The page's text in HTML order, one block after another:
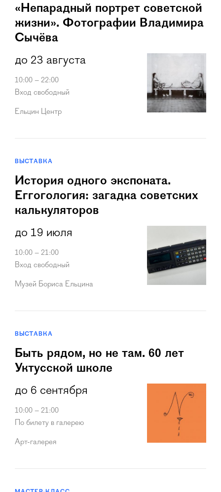
«Непарадный портрет советской
жизни». Фотографии Владимира
Сычёва
до 23 августа
10:00 – 22:00
Вход свободный
Ельцин Центр
ВЫСТАВКА
История одного экспоната.
Еггогология: загадка советских
калькуляторов
до 19 июля
10:00 – 21:00
Вход свободный
Музей Бориса Ельцина
ВЫСТАВКА
Быть рядом, но не там. 60 лет
Уктусской школе
до 6 сентября
10:00 – 21:00
По билету в галерею
Арт-галерея